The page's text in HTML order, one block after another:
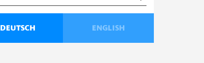
DEUTSCH ENGLISH